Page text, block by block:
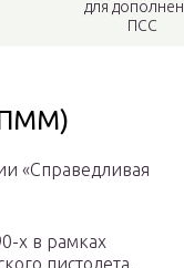
для
ПСС
«Справедливая
х в рамках
пистолета.